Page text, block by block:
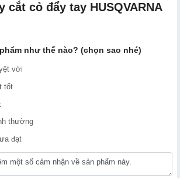
cắt cỏ đẩy tay HUSQVARNA
như thế nào? (chọn sao nhé)
vời
tốt
thường
đạt